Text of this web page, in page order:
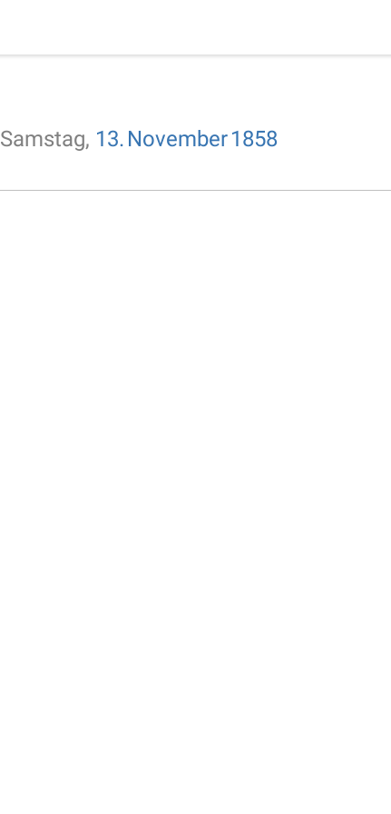
Samstag, 13. November1858